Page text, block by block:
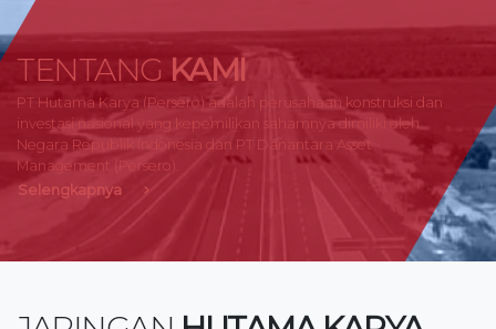
TENTANG KAMI
PT Hutama Karya (Persero) adalah perusahaan konstruksi dan
investasi nasional yang kepemilikan sahamnya dimiliki oleh
Negara Republik Indonesia dan PT Danantara Asset
Management (Persero).
Selengkapnya